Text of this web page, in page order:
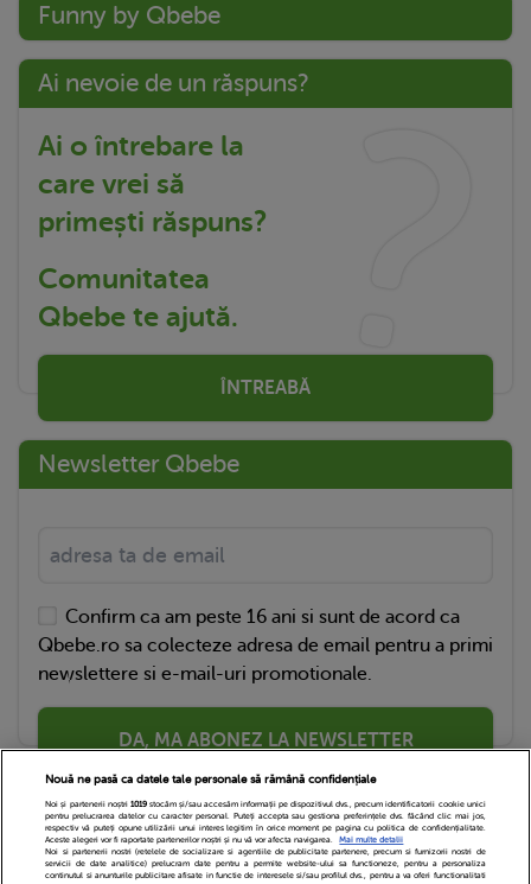
Funny by Qbebe
Ai nevoie de un răspuns?
Ai o întrebare la
care vrei să
primești răspuns?
Comunitatea
Qbebe te ajută.
ÎNTREABĂ
Newsletter Qbebe
Confirm ca am peste 16 ani si sunt de acord ca
Qbebe.ro sa colecteze adresa de email pentru a primi
newslettere si e-mail-uri promotionale.
DA, MA ABONEZ LA NEWSLETTER
Nouă ne pasă ca datele tale personale să rămână confidențiale
Noi și partenerii noștri 1019stocăm și/sau accesăm informații pe dispozitivul dvs., precum identificatorii cookie unici
pentru prelucrarea datelor cu caracter personal. Puteți accepta sau gestiona preferințele dvs. făcând clic mai jos,
respectiv vă puteți opune utilizării unui interes legitim în orice moment pe pagina cu politica de confidențialitate.
Aceste alegeri vor fi raportate partenerilor noștri și nu vă vor afecta navigarea.
Mai multe detalii
Noi si partenerii nostri (retelele de socializare si agentiile de publicitate partenere, precum si furnizorii nostri de
servicii de date analitice) prelucram date pentru a permite website-ului sa functioneze, pentru a personaliza
continutul si anunturile publicitare afisate in functie de interesele si/sau profilul dvs., pentru a va oferi functionalitati